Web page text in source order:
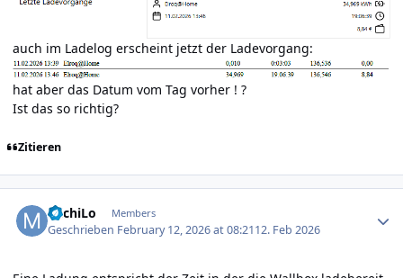
auch im Ladelog erscheint jetzt der Ladevorgang:
hat aber das Datum vom Tag vorher ! ?
Ist das so richtig?
Zitieren
MichiLo Members
Geschrieben February 12, 2026 at 08:2112. Feb 2026